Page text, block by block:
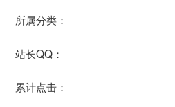
所属分类：
站长QQ：
累计点击：